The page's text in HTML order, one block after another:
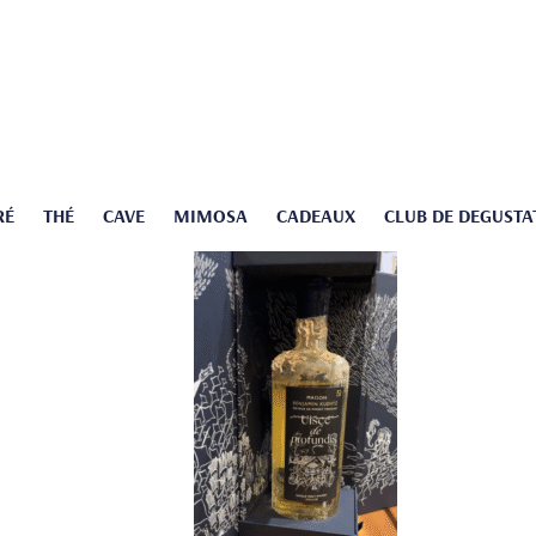
THÉ CAVE MIMOSA CADEAUX CLUB DE